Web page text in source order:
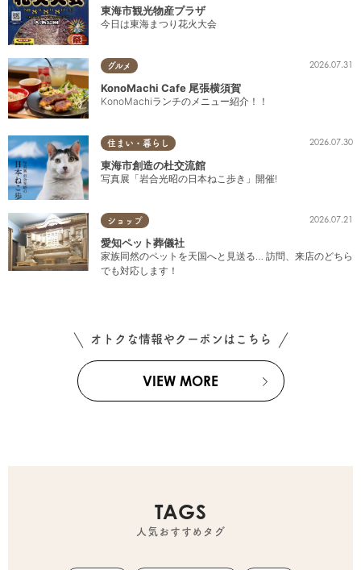
東海市観光物産プラザ
今日は東海まつり花火大会
グルメ 2026.07.31
KonoMachi Cafe 尾張横須賀
KonoMachiランチのメニュー紹介！！
住まい・暮らし 2026.07.30
東海市創造の杜交流館
写真展「岩合光昭の日本ねこ歩き」開催!
ショップ 2026.07.21
愛知ペット葬儀社
家族同然のペットを天国へと見送る… 訪問、来店のどちら
でも対応します！
オトクな情報やクーポンはこちら
VIEW MORE
TAGS
人気おすすめタグ